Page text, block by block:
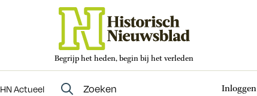
Begrijp het heden, begin bij het verleden
HN Actueel Inloggen
Evenementen